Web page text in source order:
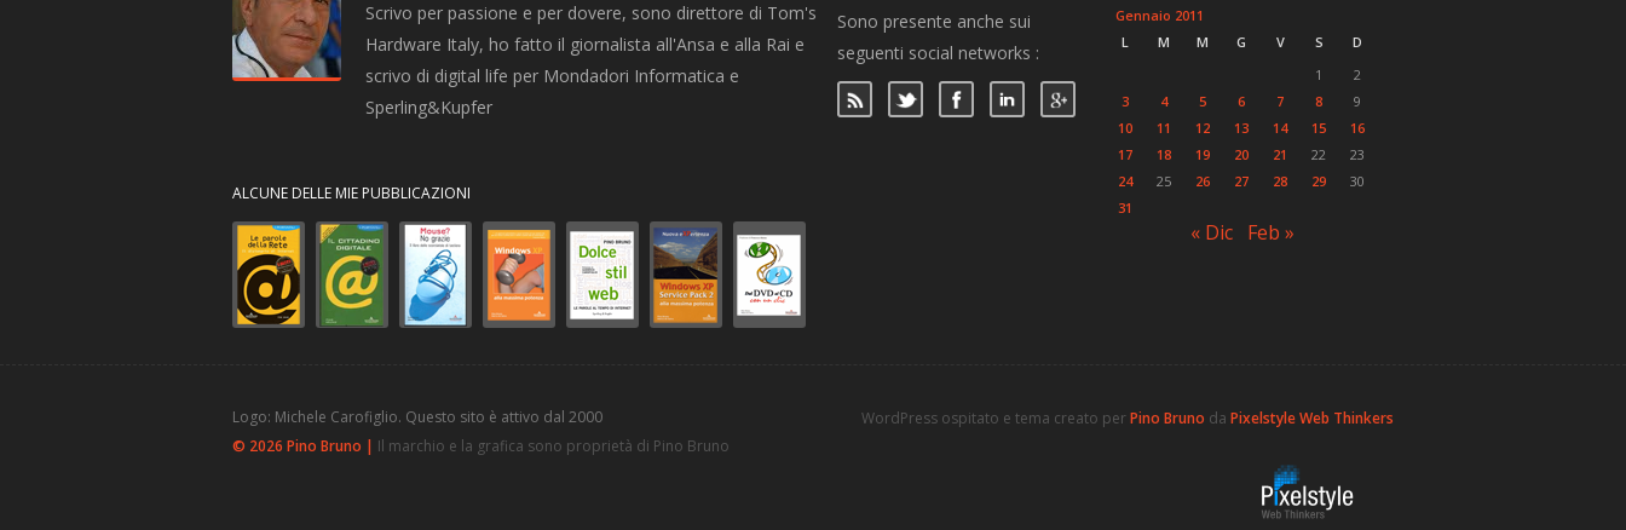
Scrivo per passione e per dovere, sono direttore di Tom's
Hardware Italy, ho fatto il giornalista all'Ansa e alla Rai e
scrivo di digital life per Mondadori Informatica e
Sperling&Kupfer
ALCUNE DELLE MIE PUBBLICAZIONI
Sono presente anche sui
seguenti social networks :
Gennaio 2011
L
M M G V S
D
1
2
3
4 5 6 7 8
9
10
11 12 13 14 15
16
17
18 19 20 21 22
23
24
25 26 27 28 29
30
31
« Dic Feb »
WordPress ospitato e tema creato perPino Bruno da Pixelstyle Web Thinkers
Logo: Michele Carofiglio. Questo sito è attivo dal 2000
© 2026 Pino Bruno | Il marchio e la grafica sono proprietà di Pino Bruno